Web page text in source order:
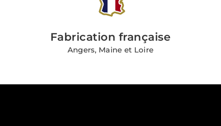
Fabrication française
Angers, Maine et Loire